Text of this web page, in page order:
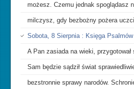
możesz. Czemu jednak spoglądasz
milczysz, gdy bezbożny pożera
Sobota, 8 Sierpnia : Księga Psalmów
A Pan zasiada na wieki, przygotował
Sam będzie sądził świat
bezstronnie sprawy narodów.